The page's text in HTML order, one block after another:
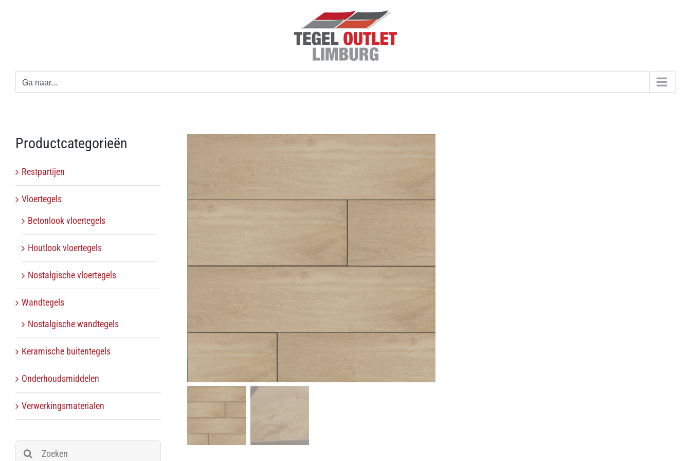
Ga naar...
Productcategorieën
Restpartijen
Vloertegels
Betonlook vloertegels
Houtlook vloertegels
Nostalgische vloertegels
Wandtegels
Nostalgische wandtegels
Keramische buitentegels
Onderhoudsmiddelen
Verwerkingsmaterialen
Zoeken